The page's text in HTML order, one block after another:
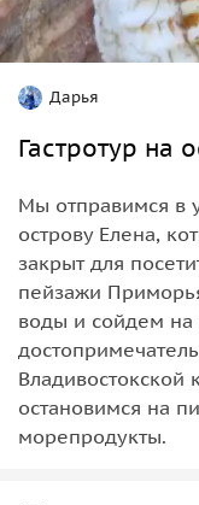
Дарья
Гастротур на
Мы отправимся в
острову Елена,
закрыт для
пейзажи
воды и сойдем на
Владивостокской
остановимся на
морепродукты.